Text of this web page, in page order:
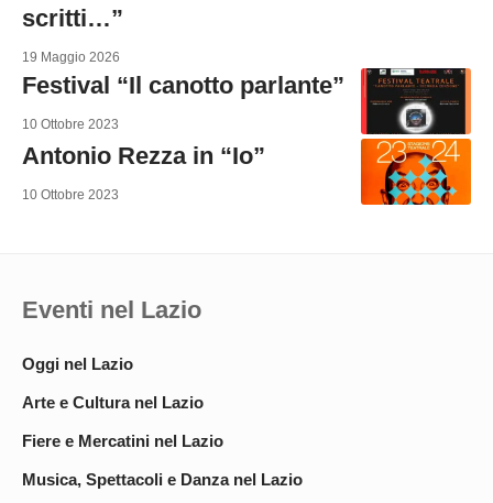
scritti…”
19 Maggio 2026
Festival “Il canotto parlante”
10 Ottobre 2023
Antonio Rezza in “Io”
10 Ottobre 2023
Eventi nel Lazio
Oggi nel Lazio
Arte e Cultura nel Lazio
Fiere e Mercatini nel Lazio
Musica, Spettacoli e Danza nel Lazio